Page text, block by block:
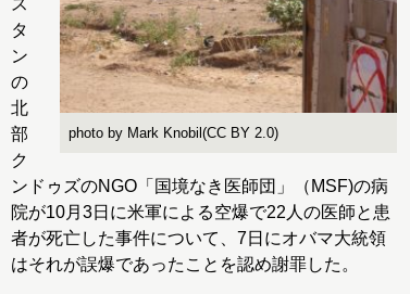
photo by Mark Knobil(CC BY 2.0)
ス
タ
ン
の
北
部
ク
ンドゥズのNGO「国境なき医師団」（MSF)の病
院が10月3日に米軍による空爆で22人の医師と患
者が死亡した事件について、7日にオバマ大統領
はそれが誤爆であったことを認め謝罪した。